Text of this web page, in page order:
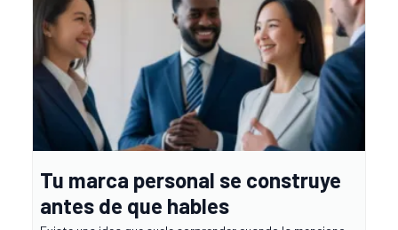
Tu marca personal se construye
antes de que hables